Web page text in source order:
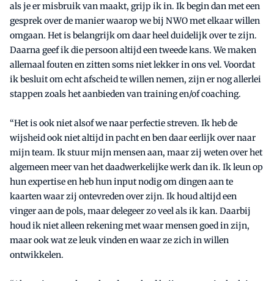
als je er misbruik van maakt, grijp ik in. Ik begin dan met een
gesprek over de manier waarop we bij NWO met elkaar willen
omgaan. Het is belangrijk om daar heel duidelijk over te zijn.
Daarna geef ik die persoon altijd een tweede kans. We maken
allemaal fouten en zitten soms niet lekker in ons vel. Voordat
ik besluit om echt afscheid te willen nemen, zijn er nog allerlei
stappen zoals het aanbieden van training en/of coaching.
“Het is ook niet alsof we naar perfectie streven. Ik heb de
wijsheid ook niet altijd in pacht en ben daar eerlijk over naar
mijn team. Ik stuur mijn mensen aan, maar zij weten over het
algemeen meer van het daadwerkelijke werk dan ik. Ik leun op
hun expertise en heb hun input nodig om dingen aan te
kaarten waar zij ontevreden over zijn. Ik houd altijd een
vinger aan de pols, maar delegeer zo veel als ik kan. Daarbij
houd ik niet alleen rekening met waar mensen goed in zijn,
maar ook wat ze leuk vinden en waar ze zich in willen
ontwikkelen.